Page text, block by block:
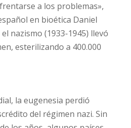
a los problemas»,
en bioética Daniel
nazismo (1933-1945) llevó
esterilizando a 400.000
la eugenesia perdió
del régimen nazi. Sin